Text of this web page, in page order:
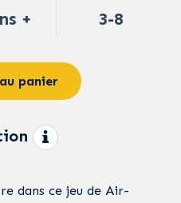
+ 3-8
panier
dans ce jeu de Air-